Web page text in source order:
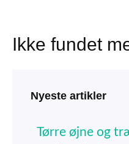
Ikke fundet
Nyeste artikler
Tørre øjne og